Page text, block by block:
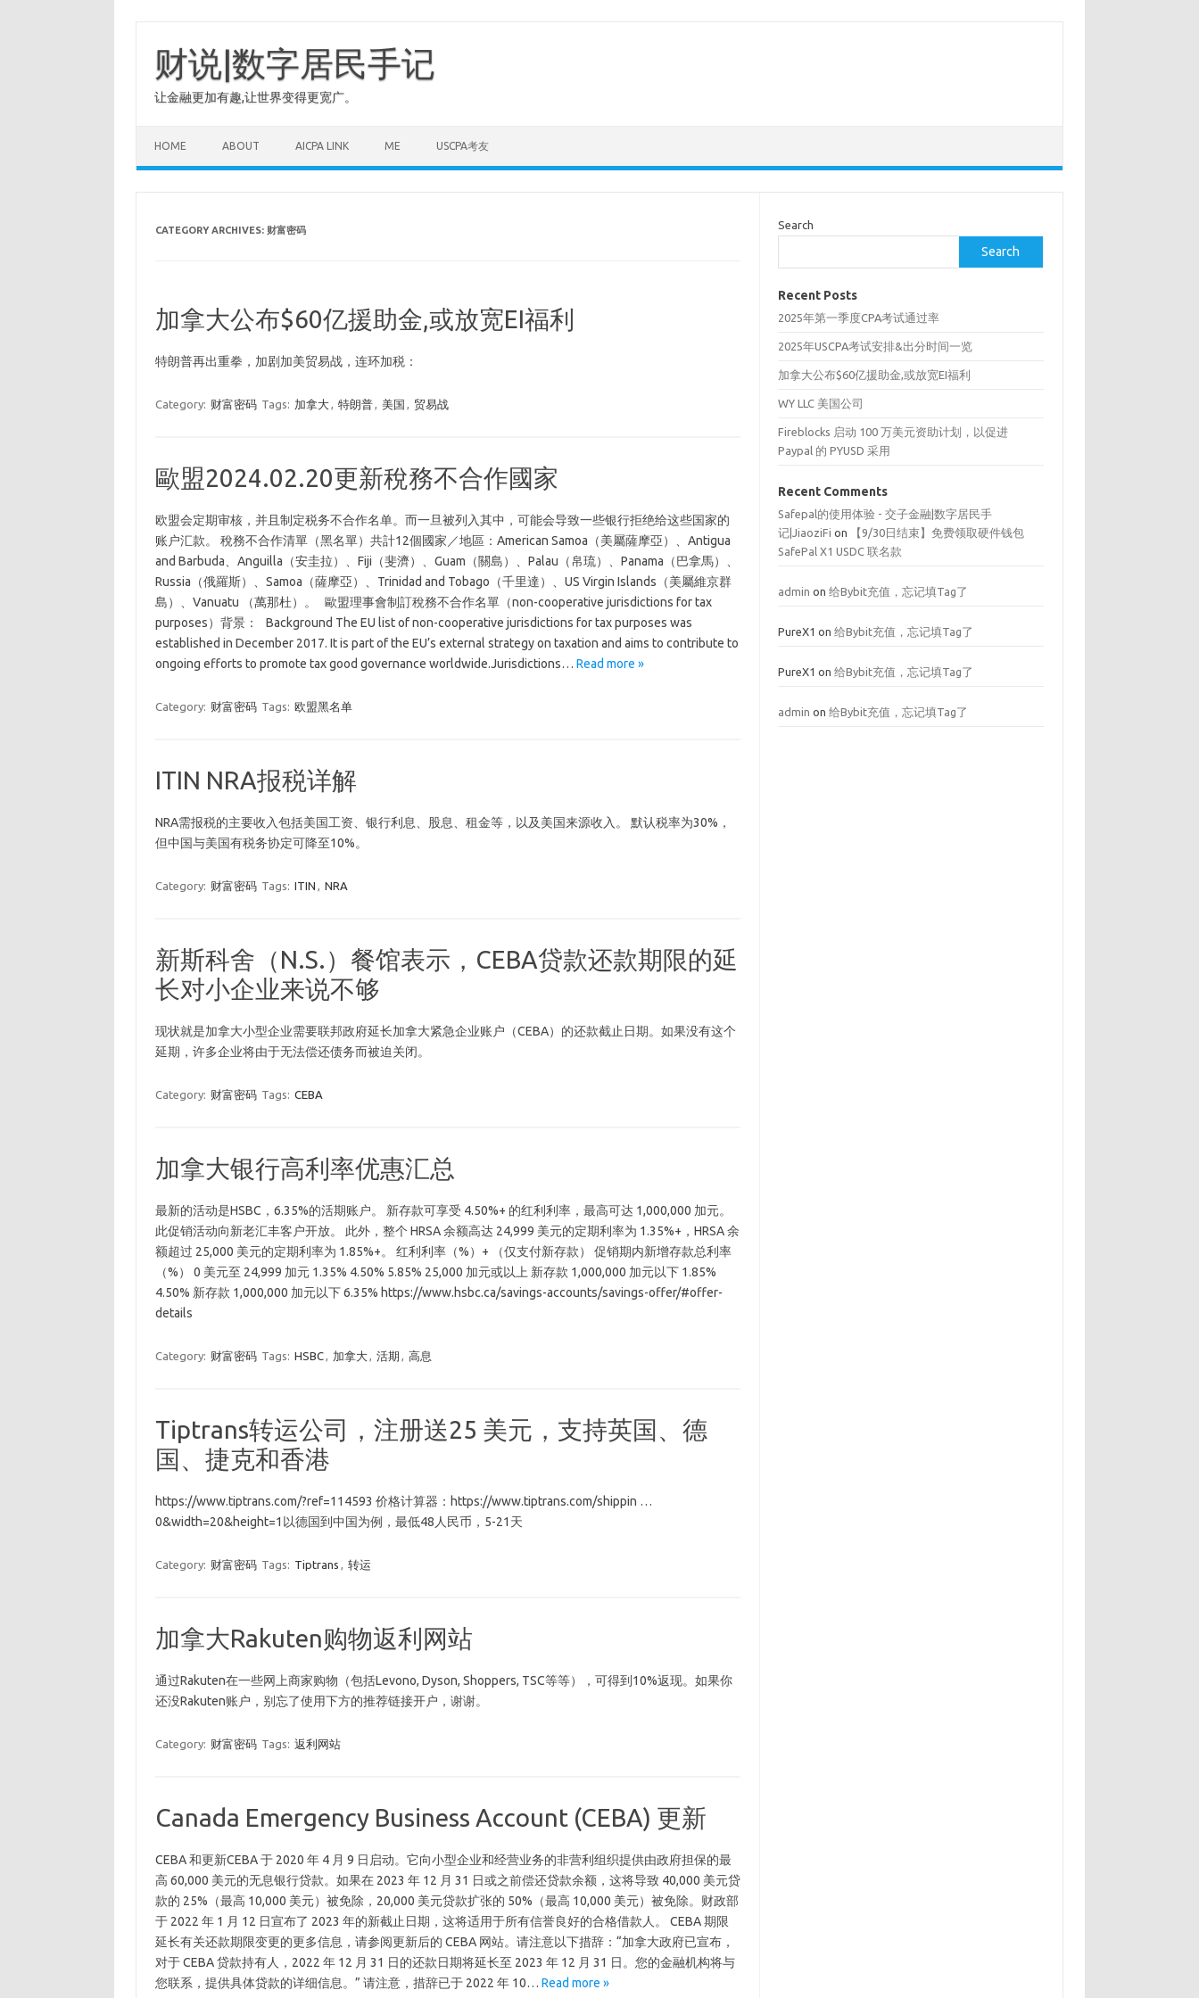
content财说|数字居民手记
让金融更加有趣,让世界变得更宽广。
HOME ABOUT AICPA LINK ME USCPA考友
CATEGORY ARCHIVES: 财富密码
加拿大公布$60亿援助金,或放宽EI福利
特朗普再出重拳，加剧加美贸易战，连环加税：
Category: 财富密码 Tags: 加拿大, 特朗普, 美国 , 贸易战
歐盟2024.02.20更新稅務不合作國家
欧盟会定期审核，并且制定税务不合作名单。而一旦被列入其中，可能会导致一些银行拒绝给这些国家的
账户汇款。 稅務不合作清單（黑名單）共計12個國家／地區：American Samoa（美屬薩摩亞）、Antigua
and Barbuda、Anguilla（安圭拉）、Fiji（斐濟）、Guam（關島）、Palau（帛琉）、Panama（巴拿馬）、
Russia（俄羅斯）、Samoa（薩摩亞）、Trinidad and Tobago（千里達）、US Virgin Islands（美屬維京群
島）、Vanuatu （萬那杜）。 歐盟理事會制訂稅務不合作名單（non-cooperative jurisdictions for tax
purposes）背景： Background The EU list of non-cooperative jurisdictions for tax purposes was
established in December 2017. It is part of the EU’s external strategy on taxation and aims to contribute to
ongoing efforts to promote tax good governance worldwide.Jurisdictions… Read more »
Category: 财富密码 Tags: 欧盟黑名单
ITIN NRA报税详解
NRA需报税的主要收入包括美国工资、银行利息、股息、租金等，以及美国来源收入。 默认税率为30%，
但中国与美国有税务协定可降至10%。
Category: 财富密码 Tags: ITIN , NRA
新斯科舍（N.S.）餐馆表示，CEBA贷款还款期限的延
长对小企业来说不够
现状就是加拿大小型企业需要联邦政府延长加拿大紧急企业账户（CEBA）的还款截止日期。如果没有这个
延期，许多企业将由于无法偿还债务而被迫关闭。
Category: 财富密码 Tags: CEBA
加拿大银行高利率优惠汇总
最新的活动是HSBC，6.35%的活期账户。 新存款可享受 4.50%+ 的红利利率，最高可达 1,000,000 加元。
此促销活动向新老汇丰客户开放。 此外，整个 HRSA 余额高达 24,999 美元的定期利率为 1.35%+，HRSA 余
额超过 25,000 美元的定期利率为 1.85%+。 红利利率（%）+ （仅支付新存款） 促销期内新增存款总利率
（%） 0 美元至 24,999 加元 1.35% 4.50% 5.85% 25,000 加元或以上 新存款 1,000,000 加元以下 1.85%
4.50% 新存款 1,000,000 加元以下 6.35% https://www.hsbc.ca/savings-accounts/savings-offer/#offer-
details
Category: 财富密码 Tags: HSBC, 加拿大, 活期 , 高息
Tiptrans转运公司，注册送25 美元，支持英国、德
国、捷克和香港
https://www.tiptrans.com/?ref=114593 价格计算器：https://www.tiptrans.com/shippin …
0&width=20&height=1以德国到中国为例，最低48人民币，5-21天
Category: 财富密码 Tags: Tiptrans , 转运
加拿大Rakuten购物返利网站
通过Rakuten在一些网上商家购物（包括Levono, Dyson, Shoppers, TSC等等），可得到10%返现。如果你
还没Rakuten账户，别忘了使用下方的推荐链接开户，谢谢。
Category: 财富密码 Tags: 返利网站
Canada Emergency Business Account (CEBA) 更新
CEBA 和更新CEBA 于 2020 年 4 月 9 日启动。它向小型企业和经营业务的非营利组织提供由政府担保的最
高 60,000 美元的无息银行贷款。如果在 2023 年 12 月 31 日或之前偿还贷款余额，这将导致 40,000 美元贷
款的 25%（最高 10,000 美元）被免除，20,000 美元贷款扩张的 50%（最高 10,000 美元）被免除。财政部
于 2022 年 1 月 12 日宣布了 2023 年的新截止日期，这将适用于所有信誉良好的合格借款人。 CEBA 期限
延长有关还款期限变更的更多信息，请参阅更新后的 CEBA 网站。请注意以下措辞：“加拿大政府已宣布，
对于 CEBA 贷款持有人，2022 年 12 月 31 日的还款日期将延长至 2023 年 12 月 31 日。您的金融机构将与
您联系，提供具体贷款的详细信息。” 请注意，措辞已于 2022 年 10… Read more »
Search
Search
Recent Posts
2025年第一季度CPA考试通过率
2025年USCPA考试安排&出分时间一览
加拿大公布$60亿援助金,或放宽EI福利
WY LLC 美国公司
Fireblocks 启动 100 万美元资助计划，以促进
Paypal 的 PYUSD 采用
Recent Comments
Safepal的使用体验 - 交子金融|数字居民手
记|JiaoziFi on
【9/30日结束】免费领取硬件钱包
SafePal X1 USDC 联名款
admin on给Bybit充值，忘记填Tag了
PureX1 on给Bybit充值，忘记填Tag了
PureX1 on给Bybit充值，忘记填Tag了
admin on给Bybit充值，忘记填Tag了